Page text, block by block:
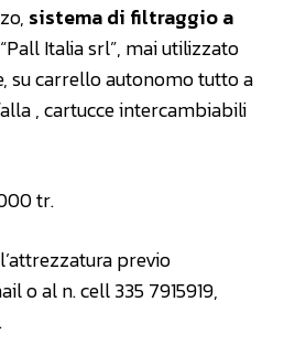
sistema di filtraggio a
Italia srl”, mai utilizzato
su carrello autonomo tutto a
, cartucce intercambiabili
tr.
previo
o al n. cell 335 7915919,